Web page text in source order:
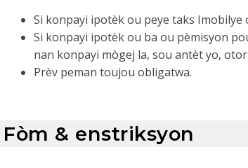
Si konpayi ipotèk ou peye taks
Si konpayi ipotèk ou ba ou pèmisyon
nan konpayi mògej la, sou antèt yo,
Prèv peman toujou obligatwa.
Fòm & enstriksyon